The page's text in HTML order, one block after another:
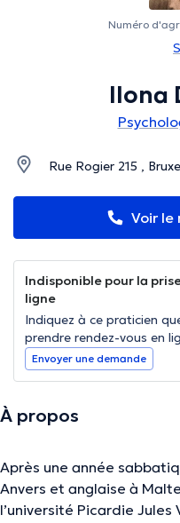
Numéro
Ilona
Rue Rogier 215 ,
Voir le
Indisponible pour la
ligne
Indiquez à ce praticien
prendre rendez-vous en
Envoyer une demande
À propos
Après une année
Anvers et anglaise à
l’université Picardie Jules